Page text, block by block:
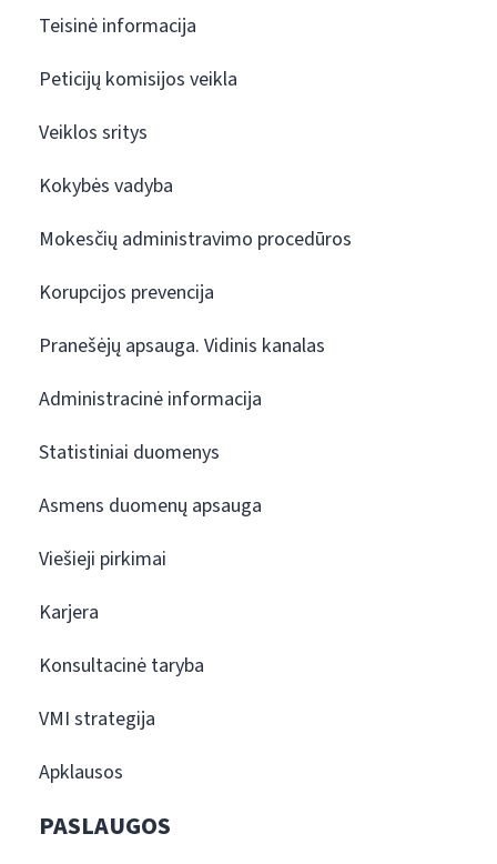
Teisinė informacija
Peticijų komisijos veikla
Veiklos sritys
Kokybės vadyba
Mokesčių administravimo procedūros
Korupcijos prevencija
Pranešėjų apsauga. Vidinis kanalas
Administracinė informacija
Statistiniai duomenys
Asmens duomenų apsauga
Viešieji pirkimai
Karjera
Konsultacinė taryba
VMI strategija
Apklausos
PASLAUGOS